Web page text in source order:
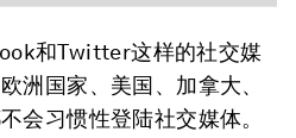
和Twitter这样的社交媒
洲国家、美国、加拿大、
会习惯性登陆社交媒体。